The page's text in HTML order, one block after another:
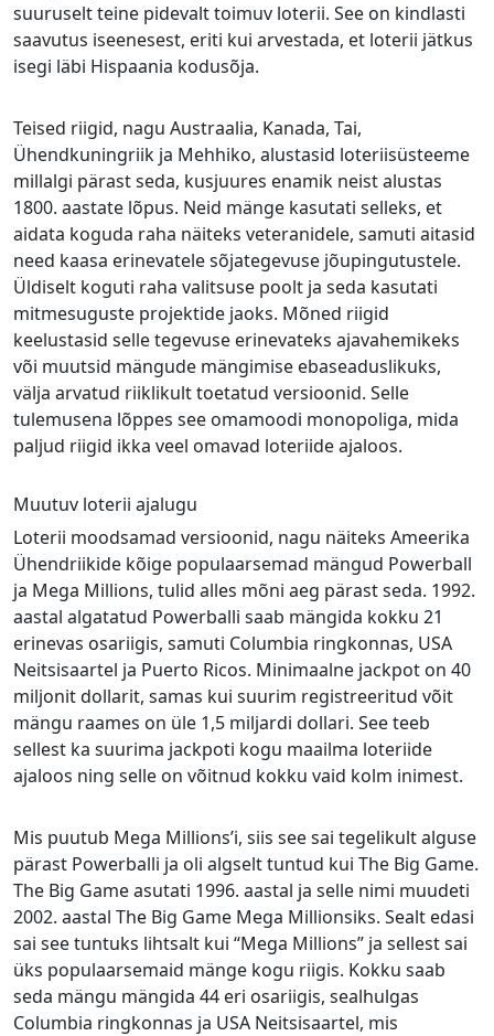
suuruselt teine pidevalt toimuv loterii. See on kindlasti
saavutus iseenesest, eriti kui arvestada, et loterii jätkus
isegi läbi Hispaania kodusõja.
Teised riigid, nagu Austraalia, Kanada, Tai,
Ühendkuningriik ja Mehhiko, alustasid loteriisüsteeme
millalgi pärast seda, kusjuures enamik neist alustas
1800. aastate lõpus. Neid mänge kasutati selleks, et
aidata koguda raha näiteks veteranidele, samuti aitasid
need kaasa erinevatele sõjategevuse jõupingutustele.
Üldiselt koguti raha valitsuse poolt ja seda kasutati
mitmesuguste projektide jaoks. Mõned riigid
keelustasid selle tegevuse erinevateks ajavahemikeks
või muutsid mängude mängimise ebaseaduslikuks,
välja arvatud riiklikult toetatud versioonid. Selle
tulemusena lõppes see omamoodi monopoliga, mida
paljud riigid ikka veel omavad loteriide ajaloos.
Muutuv loterii ajalugu
Loterii moodsamad versioonid, nagu näiteks Ameerika
Ühendriikide kõige populaarsemad mängud Powerball
ja Mega Millions, tulid alles mõni aeg pärast seda. 1992.
aastal algatatud Powerballi saab mängida kokku 21
erinevas osariigis, samuti Columbia ringkonnas, USA
Neitsisaartel ja Puerto Ricos. Minimaalne jackpot on 40
miljonit dollarit, samas kui suurim registreeritud võit
mängu raames on üle 1,5 miljardi dollari. See teeb
sellest ka suurima jackpoti kogu maailma loteriide
ajaloos ning selle on võitnud kokku vaid kolm inimest.
Mis puutub Mega Millions’i, siis see sai tegelikult alguse
pärast Powerballi ja oli algselt tuntud kui The Big Game.
The Big Game asutati 1996. aastal ja selle nimi muudeti
2002. aastal The Big Game Mega Millionsiks. Sealt edasi
sai see tuntuks lihtsalt kui “Mega Millions” ja sellest sai
üks populaarsemaid mänge kogu riigis. Kokku saab
seda mängu mängida 44 eri osariigis, sealhulgas
Columbia ringkonnas ja USA Neitsisaartel, mis